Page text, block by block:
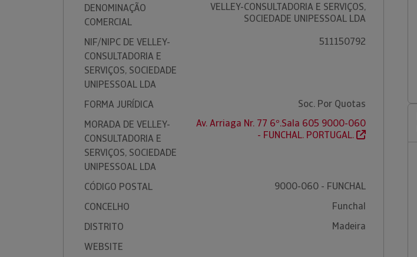
DENOMINAÇÃO
COMERCIAL
VELLEY-CONSULTADORIA E SERVIÇOS,
SOCIEDADE UNIPESSOAL LDA
NIF/NIPC DE VELLEY-
CONSULTADORIA E
SERVIÇOS, SOCIEDADE
UNIPESSOAL LDA
511150792
FORMA JURÍDICA
Soc. Por Quotas
MORADA DE VELLEY-
CONSULTADORIA E
SERVIÇOS, SOCIEDADE
UNIPESSOAL LDA
Av. Arriaga Nr. 77 6º.Sala 605 9000-060
- FUNCHAL. PORTUGAL.
CÓDIGO POSTAL
9000-060 - FUNCHAL
CONCELHO
Funchal
DISTRITO
Madeira
WEBSITE